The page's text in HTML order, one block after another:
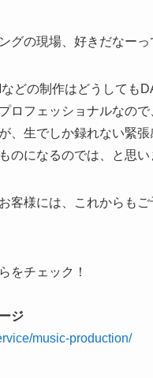
グの現場、好きだなーっ
どの制作はどうしても
ロフェッショナルなの
、生でしか録れない緊
のになるのでは、と思い
客様には、これからも
をチェック！
ジ
music-production/